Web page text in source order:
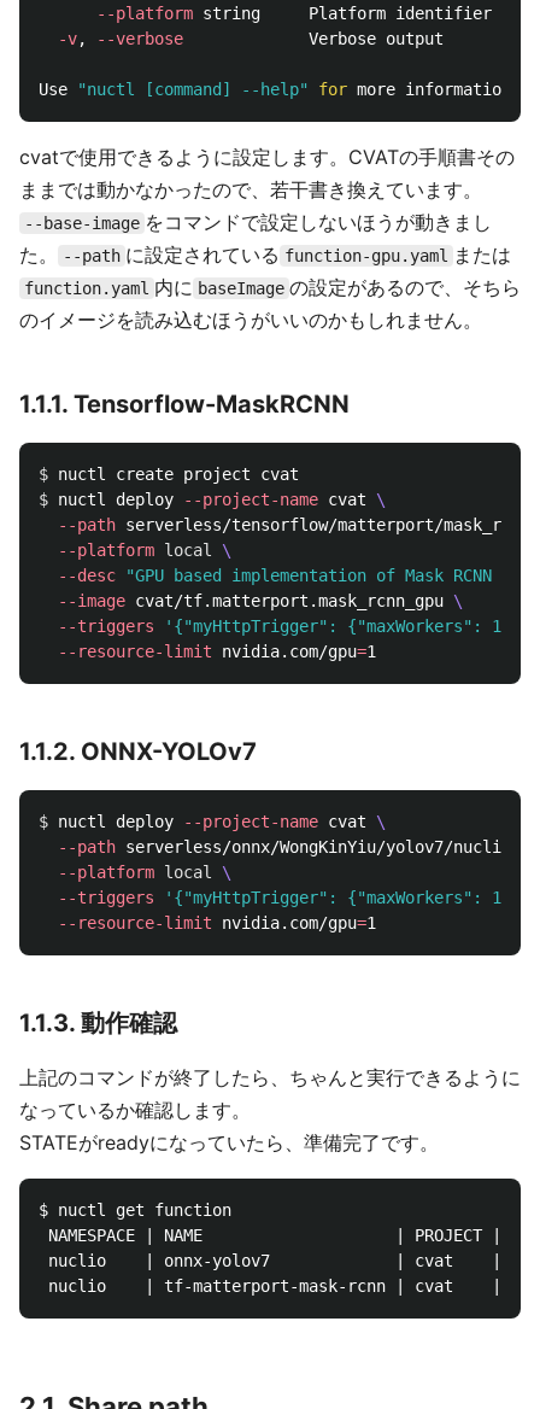
--platform string     Platform identifier -
-v, --verbose
             Verbose output
Use "nuctl [command] --help" for
cvatで使用できるように設定します。CVATの手順書その
ままでは動かなかったので、若干書き換えています。
--base-image をコマンドで設定しないほうが動きまし
た。
--path に設定されている function-gpu.yaml または
function.yaml 内に baseImage の設定があるので、そちら
のイメージを読み込むほうがいいのかもしれません。
1.1.1. Tensorflow-MaskRCNN
$
$ nuctl deploy --project-name cvat \
--path serverless/tensorflow/matterport/
--platform local
\
--desc
"GPU based implementation of Mask RCNN
--image cvat/tf.matterport.mask_rcnn_gpu \
--triggers
'{"myHttpTrigger": {"maxWorkers": 1}}'
--resource-limit nvidia.com/gpu=
1.1.2. ONNX-YOLOv7
$ nuctl deploy --project-name cvat \
--path serverless/onnx/WongKinYiu/yolov7/nuclio
--platform local
\
--triggers
'{"myHttpTrigger": {"maxWorkers": 1}}'
--resource-limit nvidia.com/gpu=
1.1.3. 動作確認
上記のコマンドが終了したら、ちゃんと実行できるように
なっているか確認します。
STATEがreadyになっていたら、準備完了です。
$ nuctl get function
NAMESPACE | NAME                    | PROJECT |
nuclio    | onnx-yolov7             | cvat    |